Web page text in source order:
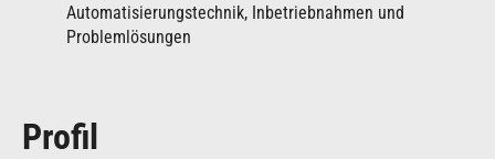
Automatisierungstechnik, Inbetriebnahmen und
Problemlösungen
Profil